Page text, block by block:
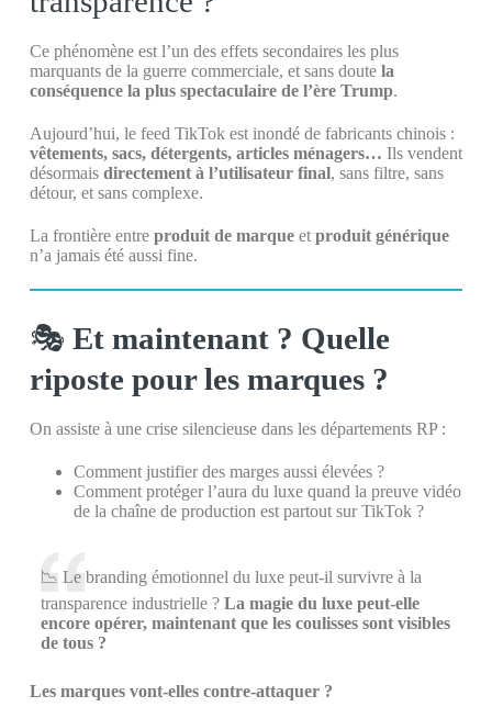
Ce phénomène est l’un des effets secondaires les plus
marquants de la guerre commerciale, et sans doute la
conséquence la plus spectaculaire de l’ère Trump.
Aujourd’hui, le feed TikTok est inondé de fabricants chinois :
vêtements, sacs, détergents, articles ménagers… Ils vendent
désormais directement à l’utilisateur final, sans filtre, sans
détour, et sans complexe.
La frontière entre produit de marqueet produit générique
n’a jamais été aussi fine.
🎭 Et maintenant ? Quelle
riposte pour les marques ?
On assiste à une crise silencieuse dans les départements RP :
Comment justifier des marges aussi élevées ?
Comment protéger l’aura du luxe quand la preuve vidéo
de la chaîne de production est partout sur TikTok ?
📉 Le branding émotionnel du luxe peut-il survivre à la
transparence industrielle ? La magie du luxe peut-elle
encore opérer, maintenant que les coulisses sont visibles
de tous ?
Les marques vont-elles contre-attaquer ?